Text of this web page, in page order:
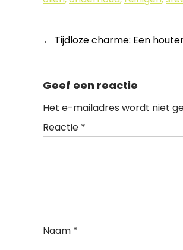
← Tijdloze charme: Een
Geef een reactie
Het e-mailadres wordt niet
Reactie *
Naam *